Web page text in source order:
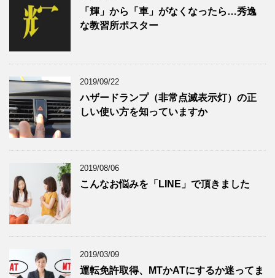
「輝」から「車」がなくなったら…秀逸
な教習所ポスター
2019/09/22
ハザードランプ（非常点滅表示灯）の正
しい使い方を知っていますか
2019/08/06
こんなお悩みを「LINE」で頂きました
2019/03/09
運転免許取得、MTかATにするか迷ってま